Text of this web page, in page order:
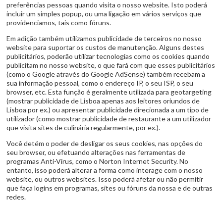
preferências pessoas quando visita o nosso website. Isto poderá
incluir um simples popup, ou uma ligação em vários serviços que
providenciamos, tais como fóruns.
Em adição também utilizamos publicidade de terceiros no nosso
website para suportar os custos de manutenção. Alguns destes
publicitários, poderão utilizar tecnologias como os cookies quando
publicitam no nosso website, o que fará com que esses publicitários
(como o Google através do Google AdSense) também recebam a
sua informação pessoal, como o endereço IP, o seu ISP, o seu
browser, etc. Esta função é geralmente utilizada para geotargeting
(mostrar publicidade de Lisboa apenas aos leitores oriundos de
Lisboa por ex.) ou apresentar publicidade direcionada a um tipo de
utilizador (como mostrar publicidade de restaurante a um utilizador
que visita sites de culinária regularmente, por ex.).
Você detém o poder de desligar os seus cookies, nas opções do
seu browser, ou efetuando alterações nas ferramentas de
programas Anti-Virus, como o Norton Internet Security. No
entanto, isso poderá alterar a forma como interage com o nosso
website, ou outros websites. Isso poderá afetar ou não permitir
que faça logins em programas, sites ou fóruns da nossa e de outras
redes.